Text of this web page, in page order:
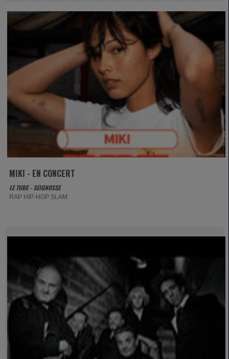
MIKI - EN CONCERT
LE TUBE - SEIGNOSSE
RAP HIP-HOP SLAM